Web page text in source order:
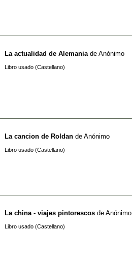
La actualidad de Alemania de Anónimo
Libro usado (Castellano)
La cancion de Roldan de Anónimo
Libro usado (Castellano)
La china - viajes pintorescos de Anónimo
Libro usado (Castellano)